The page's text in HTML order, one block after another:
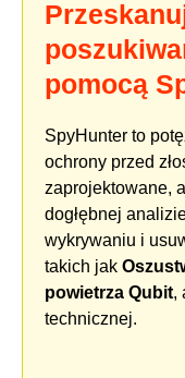
pomocą
SpyHunter to
ochrony przed
zaprojektowane,
dogłębnej
wykrywaniu i
takich jak
powietrza Qubit,
technicznej.